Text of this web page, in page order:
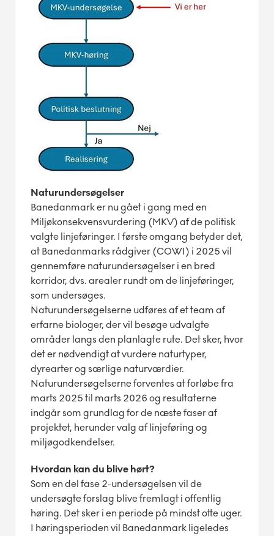
Naturundersøgelser
Banedanmark er nu gået i gang med en
Miljøkonsekvensvurdering (MKV) af de politisk
valgte linjeføringer. I første omgang betyder det,
at Banedanmarks rådgiver (COWI) i 2025 vil
gennemføre naturundersøgelser i en bred
korridor, dvs. arealer rundt om de linjeføringer,
som undersøges.
Naturundersøgelserne udføres af et team af
erfarne biologer, der vil besøge udvalgte
områder langs den planlagte rute. Det sker, hvor
det er nødvendigt at vurdere naturtyper,
dyrearter og særlige naturværdier.
Naturundersøgelserne forventes at forløbe fra
marts 2025 til marts 2026 og resultaterne
indgår som grundlag for de næste faser af
projektet, herunder valg af linjeføring og
miljøgodkendelser.
Hvordan kan du blive hørt?
Som en del fase 2-undersøgelsen vil de
undersøgte forslag blive fremlagt i offentlig
høring. Det sker i en periode på mindst otte uger.
I høringsperioden vil Banedanmark ligeledes